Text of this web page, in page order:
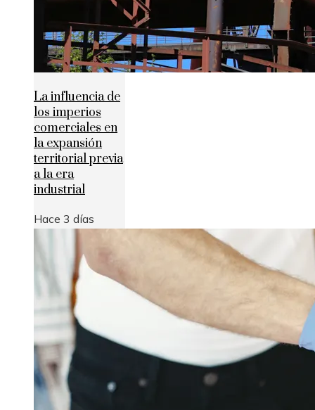
La influencia de
los imperios
comerciales en
la expansión
territorial previa
a la era
industrial
Hace 3 días